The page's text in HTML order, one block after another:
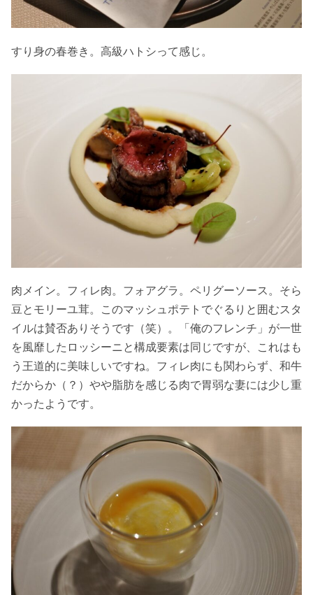
すり身の春巻き。高級ハトシって感じ。
肉メイン。フィレ肉。フォアグラ。ペリグーソース。そら
豆とモリーユ茸。このマッシュポテトでぐるりと囲むスタ
イルは賛否ありそうです（笑）。「俺のフレンチ」が一世
を風靡したロッシーニと構成要素は同じですが、これはも
う王道的に美味しいですね。フィレ肉にも関わらず、和牛
だからか（？）やや脂肪を感じる肉で胃弱な妻には少し重
かったようです。